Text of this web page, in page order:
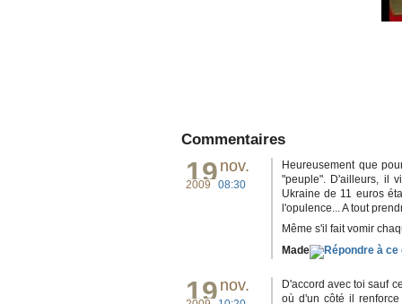
Commentaires
19 nov.
2009 08:30
Heureusement que
"peuple". D'ailleurs, il
Ukraine de 11 euros
l'opulence... A tout
Même s'il fait vomir
Made
19 nov.
D'accord avec toi sauf
où d'un côté il